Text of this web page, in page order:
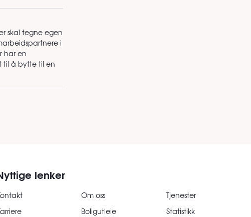
skal tegne egen
i
har en
til å bytte til en
lenker
Om oss
Tjenester
Boligutleie Statistikk